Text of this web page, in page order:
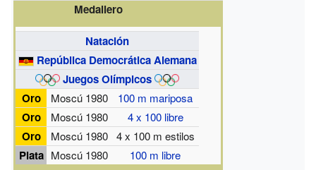
Medallero
Natación
República Democrática Alemana
Juegos Olímpicos
Oro
Moscú 1980 100 m mariposa
Oro Moscú 1980 4 x 100 libre
Oro Moscú 1980 4 x 100 m estilos
Plata Moscú 1980 100 m libre